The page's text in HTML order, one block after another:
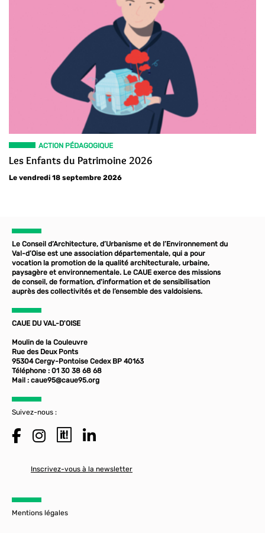
ACTION PÉDAGOGIQUE
Les Enfants du Patrimoine 2026
Le vendredi 18 septembre 2026
Le Conseil d’Architecture, d’Urbanisme et de l’Environnement du
Val-d’Oise est une association départementale, qui a pour
vocation la promotion de la qualité architecturale, urbaine,
paysagère et environnementale. Le CAUE exerce des missions
de conseil, de formation, d'information et de sensibilisation
auprès des collectivités et de l’ensemble des valdoisiens.
CAUE DU VAL-D'OISE
Moulin de la Couleuvre
Rue des Deux Ponts
95304 Cergy-Pontoise Cedex BP 40163
Téléphone : 01 30 38 68 68
Mail : caue95@caue95.org
Suivez-nous :
Inscrivez-vous à la newsletter
Mentions légales